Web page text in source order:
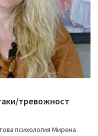
тревожност
психология Мирена